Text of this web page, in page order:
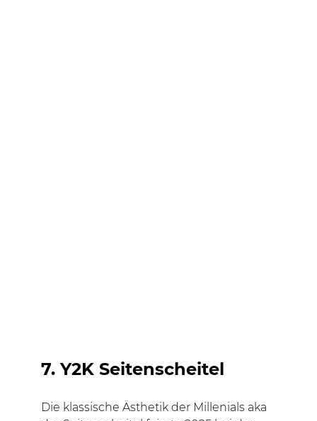
7. Y2K Seitenscheitel
Die klassische Ästhetik der Millenials aka